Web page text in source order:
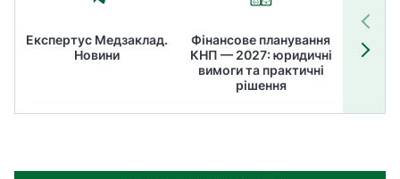
Експертус Медзаклад.
Новини
Фінансове планування
КНП — 2027: юридичні
вимоги та практичні
рішення